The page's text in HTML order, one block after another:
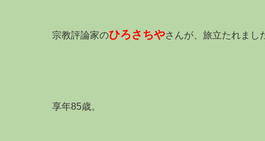
宗教評論家のひろさちやさんが、旅立たれまし
享年85歳。